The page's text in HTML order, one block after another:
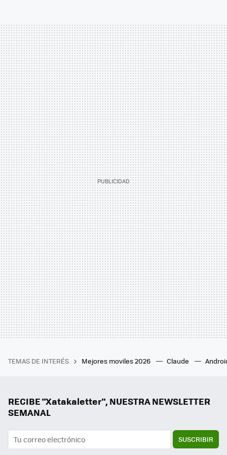
TEMAS DE INTERÉS Mejores moviles 2026 Claude
RECIBE "Xatakaletter", NUESTRA NEWSLETTER
SEMANAL
SUSCRIBIR